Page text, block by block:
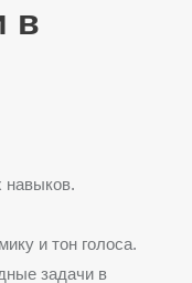
в
и тон голоса.
задачи в